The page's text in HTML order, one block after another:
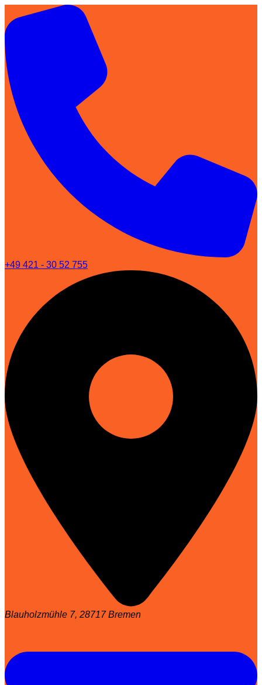
+49 421 - 30 52 755
Blauholzmühle 7, 28717 Bremen